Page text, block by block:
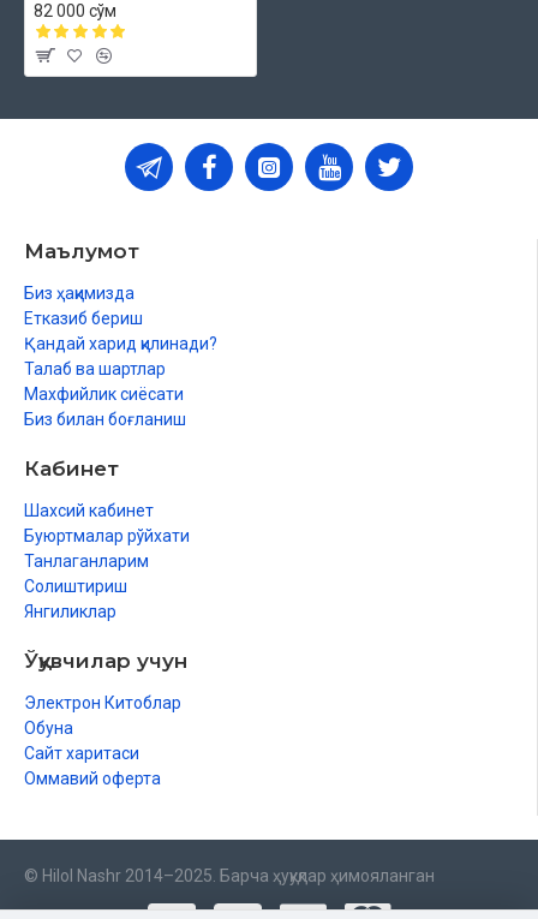
82 000 сўм
Маълумот
Биз ҳақимизда
Етказиб бериш
Қандай харид қилинади?
Талаб ва шартлар
Махфийлик сиёсати
Биз билан боғланиш
Кабинет
Шахсий кабинет
Буюртмалар рўйхати
Танлаганларим
Солиштириш
Янгиликлар
Ўқувчилар учун
Электрон Китоблар
Обуна
Сайт харитаси
Оммавий оферта
© Hilol Nashr 2014–2025. Барча ҳуқуқлар ҳимояланган